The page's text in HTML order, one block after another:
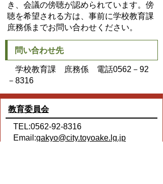
き、会議の傍聴が認められています。傍
聴を希望される方は、事前に学校教育課
庶務係までお問い合わせください。
問い合わせ先
学校教育課 庶務係 電話0562－92
－8316
教育委員会
TEL:0562-92-8316
Email:gakyo@city.toyoake.lg.jp